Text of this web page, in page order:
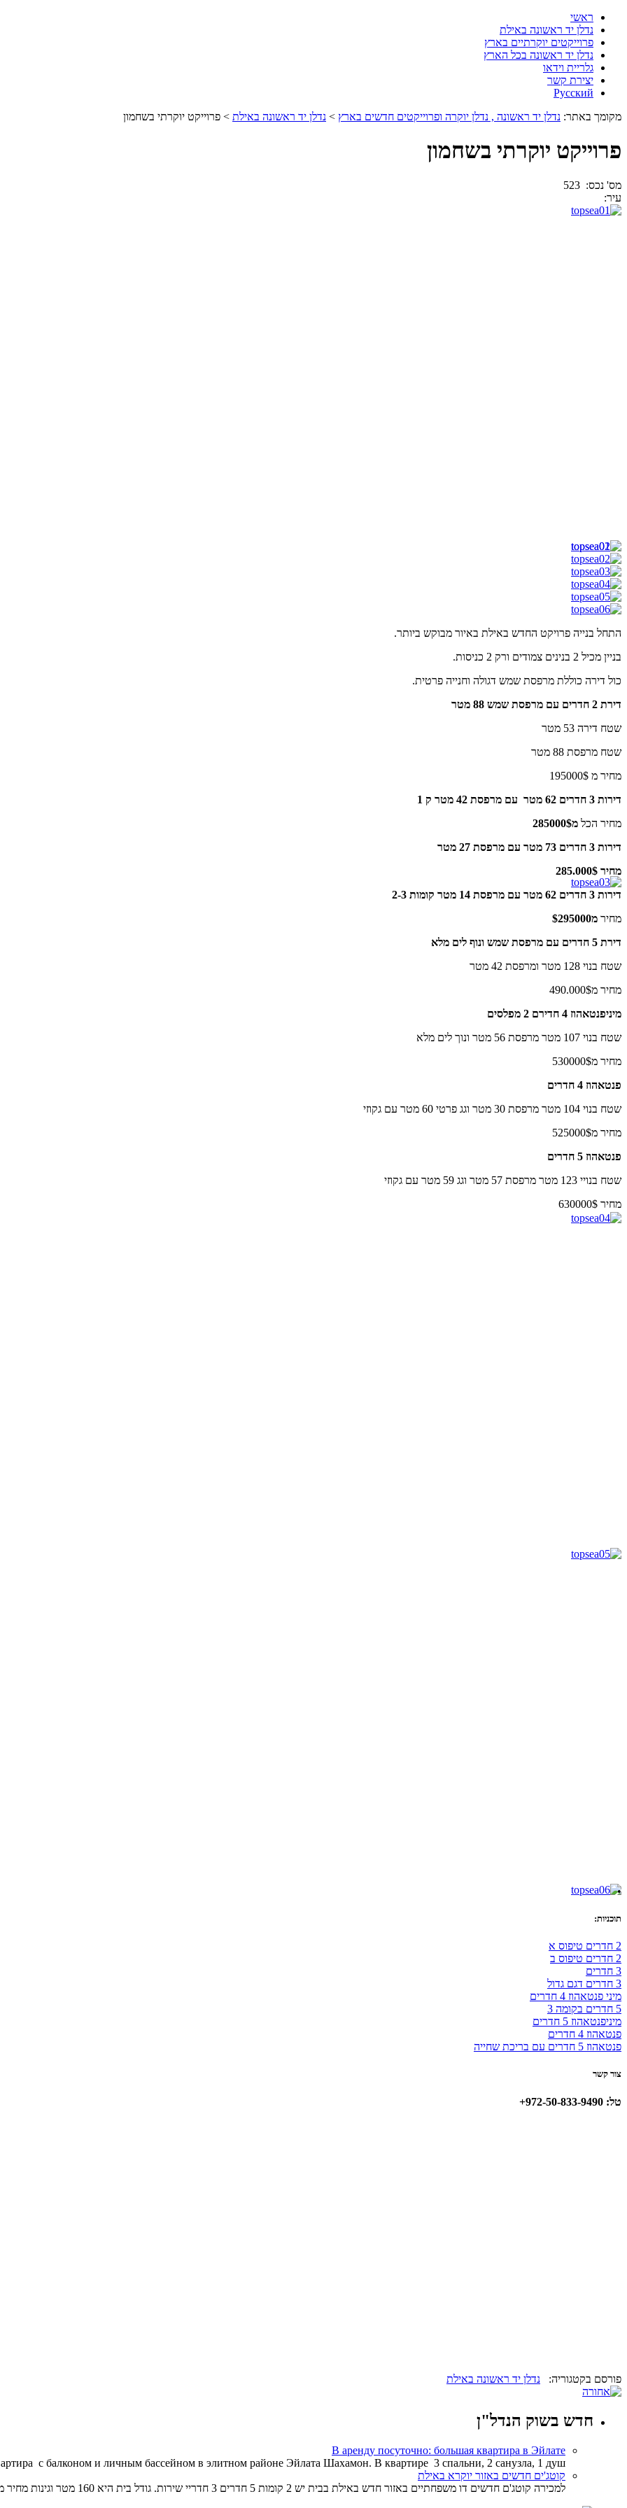
ראשי
נדלן יד ראשונה באילת
פרוייקטים יוקרתיים בארץ
נדלן יד ראשונה בכל הארץ
גלריית וידאו
יצירת קשר
Русский
מקומך באתר: נדלן יד ראשונה , נדלן יוקרה ופרוייקטים חדשים בארץ > נדלן יד ראשונה באילת > פרוייקט יוקרתי בשחמון
פרוייקט יוקרתי בשחמון
מס' נכס: 523
עיר:
התחל בנייה פרויקט החדש באילת באיור מבוקש ביותר.
בניין מכיל 2 בנינים צמודים ורק 2 כניסות.
כול דירה כוללת מרפסת שמש דגולה וחנייה פרטית.
דירת 2 חדרים עם מרפסת שמש 88 מטר
שטח דירה 53 מטר
שטח מרפסת 88 מטר
מחיר מ 195000$
דירות 3 חדרים 62 מטר עם מרפסת 42 מטר ק 1
מחיר הכל מ285000$
דירות 3 חדרים 73 מטר עם מרפסת 27 מטר
מחיר 285.000$
דירות 3 חדרים 62 מטר עם מרפסת 14 מטר קומות 2-3
מחיר מ$295000
דירת 5 חדרים עם מרפסת שמש ונוף לים מלא
שטח בנוי 128 מטר ומרפסת 42 מטר
מחיר מ490.000$
מיניפנטאהוז 4 חדירם 2 מפלסים
שטח בנוי 107 מטר מרפסת 56 מטר ונוך לים מלא
מחיר מ530000$
פנטאהוז 4 חדרים
שטח בנוי 104 מטר מרפסת 30 מטר וגג פרטי 60 מטר עם גקוזי
מחיר מ525000$
פנטאהוז 5 חדרים
שטח בנויי 123 מטר מרפסת 57 מטר וגג 59 מטר עם גקוזי
מחיר 630000$
•
תוכניות:
2 חדרים טיפוס א
2 חדרים טיפוס ב
3 חדרים
3 חדרים דגם גדול
מיני פנטאהוז 4 חדרים
5 חדרים בקומה 3
מיניפנטאהוז 5 חדרים
פנטאהוז 4 חדרים
פנטאהוז 5 חדרים עם בריכת שחייה
צור קשר
טל: 972-50-833-9490+
פורסם בקטגוריה: נדלן יד ראשונה באילת
חדש בשוק הנדל"ן
В аренду посуточно: большая квартира в Эйлате
с балконом и личным бассейном в элитном районе Эйлата Шахамон. В квартире 3 спальни, 2 санузла, 1 душ,
קוטג'ים חדשים באזור יוקרא באילת
למכירה קוטג'ם חדשים דו משפחתיים באזור חדש באילת בבית יש 2 קומות 5 חדרים 3 חדריי שירות. גודל בית היא 160 מטר וגינות מחיר מ2600000שח האכלוס